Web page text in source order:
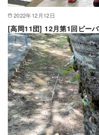
2022年12月12日
[高岡11団] 12月第1回ビー